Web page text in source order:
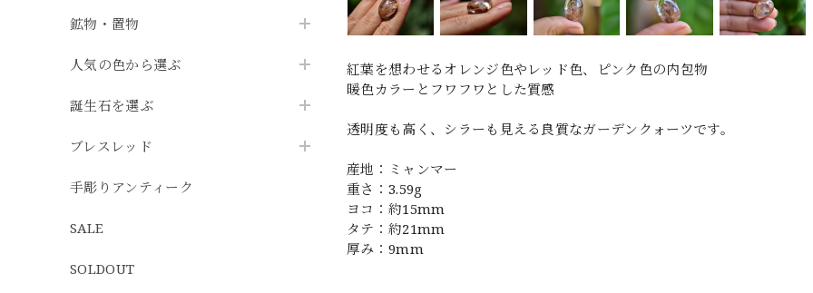
鉱物・置物
人気の色から選ぶ
誕生石を選ぶ
ブレスレッド
手彫りアンティーク
SALE
SOLDOUT
紅葉を想わせるオレンジ色やレッド色、ピンク色の内包物
暖色カラーとフワフワとした質感
透明度も高く、シラーも見える良質なガーデンクォーツです。
産地：ミャンマー
重さ：3.59g
ヨコ：約15mm
タテ：約21mm
厚み：9mm